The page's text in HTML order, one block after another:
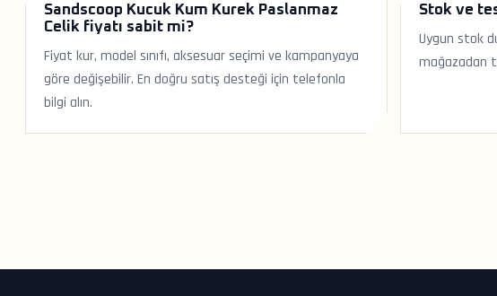
Sandscoop Kucuk Kum Kurek Paslanmaz
Celik fiyatı sabit mi?
Fiyat kur, model sınıfı, aksesuar seçimi ve kampanyaya
göre değişebilir. En doğru satış desteği için telefonla
bilgi alın.
Stok ve
Uygun stok
mağazadan